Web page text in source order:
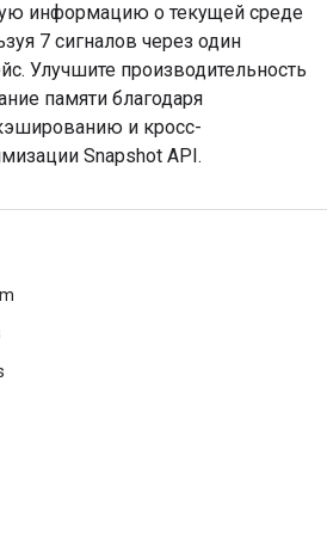
информацию о текущей среде
7 сигналов через один
Улучшите производительность
памяти благодаря
и кросс-
Snapshot API.